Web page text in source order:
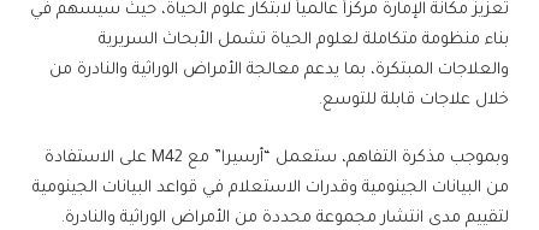
تعزيز مكانة الإمارة مركزاً عالمياً لابتكار علوم الحياة، حيث سيسهم في
بناء منظومة متكاملة لعلوم الحياة تشمل الأبحاث السريرية
والعلاجات المبتكرة، بما يدعم معالجة الأمراض الوراثية والنادرة من
خلال علاجات قابلة للتوسع.
وبموجب مذكرة التفاهم، ستعمل “أرسيرا” مع M42 على الاستفادة
من البيانات الجينومية وقدرات الاستعلام في قواعد البيانات الجينومية
لتقييم مدى انتشار مجموعة محددة من الأمراض الوراثية والنادرة.